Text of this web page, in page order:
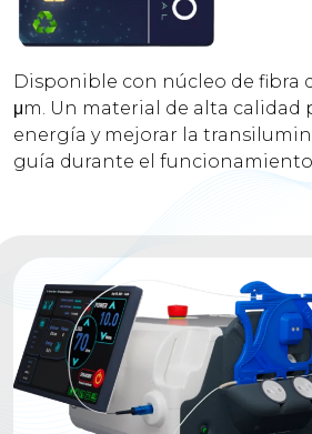
Disponible con núcleo de fibra
μm. Un material de alta calidad
energía y mejorar la
guía durante el